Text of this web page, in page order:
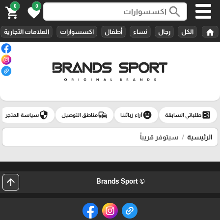
search
0
favorite
0
shopping_cart
home الكل رجال نساء أطفال اكسسوارات العلامات التجارية
ballotطلباتي السابقة emoji_emotionsآراء زبائننا commuteمناطق التوصيل securityسياسة المتجر
الرئيسية سيتوفر قريباً
© Brands Sport
arrow_upward